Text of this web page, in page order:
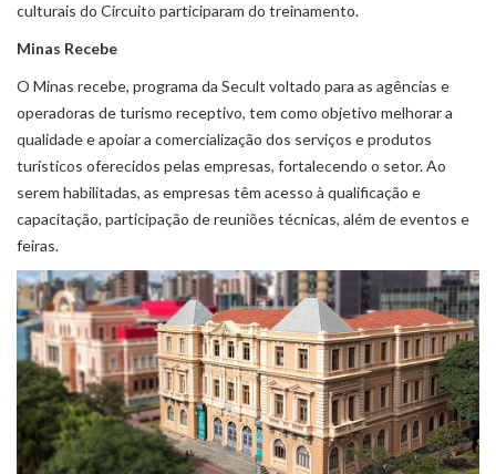
culturais do Circuito participaram do treinamento.
Minas Recebe
O Minas recebe, programa da Secult voltado para as agências e
operadoras de turismo receptivo, tem como objetivo melhorar a
qualidade e apoiar a comercialização dos serviços e produtos
turísticos oferecidos pelas empresas, fortalecendo o setor. Ao
serem habilitadas, as empresas têm acesso à qualificação e
capacitação, participação de reuniões técnicas, além de eventos e
feiras.